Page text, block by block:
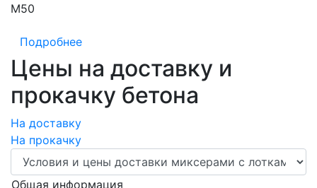
М50
Подробнее
Цены на доставку и
прокачку бетона
На доставку
На прокачку
Общая информация